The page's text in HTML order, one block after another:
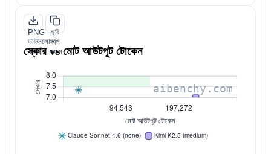
PNG
ডাউনলোড
করুন
ছবি
কপি
করুন
স্কোর vs মোট আউটপুট টোকেন